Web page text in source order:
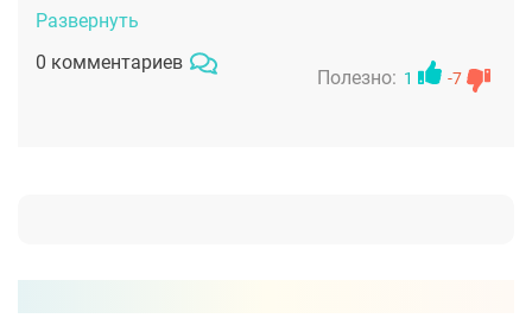
говорил, что меня надо как учебное пособие
показывать) Сейчас все хорошо, никакого
дискомфорта не испытываю. Возмущает, что у
Развернуть
0 комментариев
Полезно: 1 -7